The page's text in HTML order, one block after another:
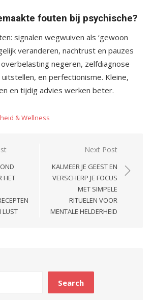
fouten bij psychische?
signalen wegwuiven als ‘gewoon
veranderen, nachtrust en pauzes
negeren, zelfdiagnose
uitstellen, en perfectionisme. Kleine,
en tijdig advies werken beter.
& Wellness
HET
LUST
Next Post
KALMEER JE GEEST EN
VERSCHERP JE FOCUS
MET SIMPELE
RITUELEN VOOR
MENTALE HELDERHEID
Search